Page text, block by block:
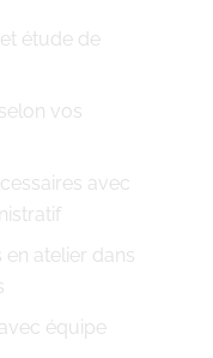
étude de
vos
avec
atelier dans
équipe